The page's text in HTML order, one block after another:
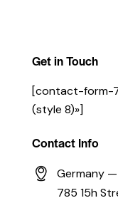
Get in Touch
[contact-form-
(style 8)»]
Contact Info
Germany —
785 15h